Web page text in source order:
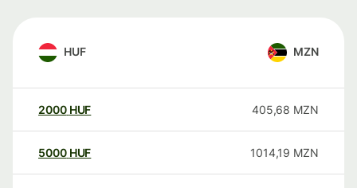
HUF MZN
2000 HUF 405,68 MZN
5000 HUF 1014,19 MZN